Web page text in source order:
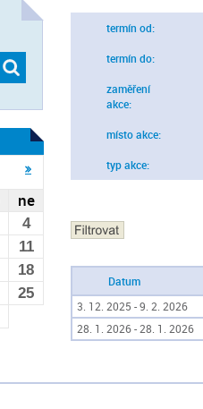
termín od:
termín do:
zaměření
akce:
místo akce:
typ akce:
Datum
3. 12. 2025 - 9. 2. 2026
28. 1. 2026 - 28. 1. 2026
ne
4
11
18
25